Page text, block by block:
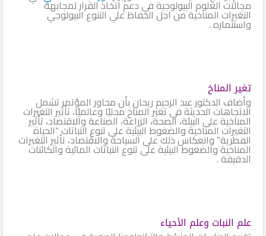
مجالات العلوم البيولوجية في دعم اتخاذ القرار لمجابهة
التغيرات المناخية من اجل الحفاظ علي التنوع البيولوجي
واستثماره .
تغير المناخ
وأضاف الدكتور عبد الرحيم ريحان بأن محاور المؤتمر تشمل
الاتجاهات الحديثة في تغير المناخ محليًا وعالميًا، تأثير التغيرات
المناخية على البيئة، الصحة، الزراعة، الصناعة والاقتصاد، تأثير
التغيرات المناخية والضغوط البيئية على تنوع النباتات “الحياة
الفطرية” وانعكاس ذلك على السياحة والاقتصاد، تأثير التغيرات
المناخية والضغوط البيئية على تنوع النباتات المائية والكائنات
الدقيقة .
علم النبات وعلم الأحياء